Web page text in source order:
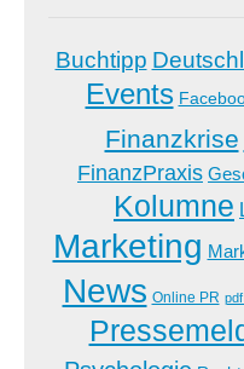
Buchtipp
Events
Finanzkrise
FinanzPraxis
Kolumne
Marketing
News Online PR